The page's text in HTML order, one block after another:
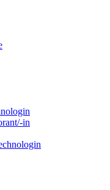
in